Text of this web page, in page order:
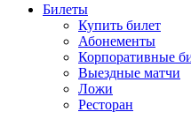
Билеты
Купить билет
Абонементы
Корпоративные
Выездные матчи
Ложи
Ресторан